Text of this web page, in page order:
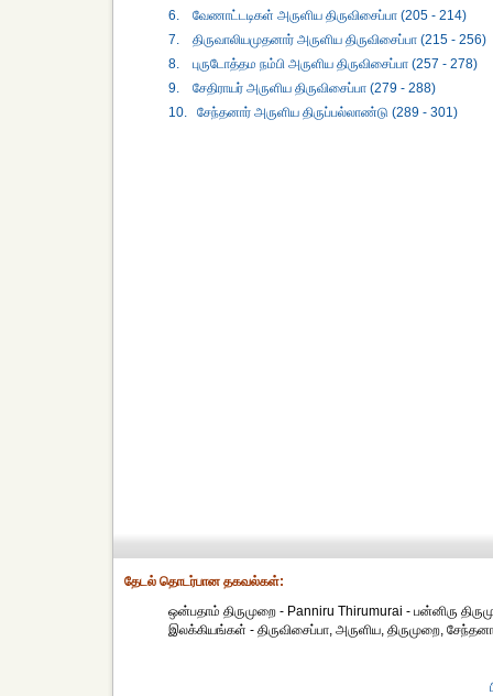
6. வேணாட்டடிகள் அருளிய திருவிசைப்பா (205 - 214)
7. திருவாலியமுதனார் அருளிய திருவிசைப்பா (215 - 256)
8. புருடோத்தம நம்பி அருளிய திருவிசைப்பா (257 - 278)
9. சேதிராயர் அருளிய திருவிசைப்பா (279 - 288)
10. சேந்தனார் அருளிய திருப்பல்லாண்டு (289 - 301)
தேட‌ல் தொட‌ர்பான தகவ‌ல்க‌ள்:
ஒன்பதாம் திருமுறை - Panniru Thirumurai - பன்னிரு
இலக்கியங்கள் - திருவிசைப்பா, அருளிய, திருமுறை,